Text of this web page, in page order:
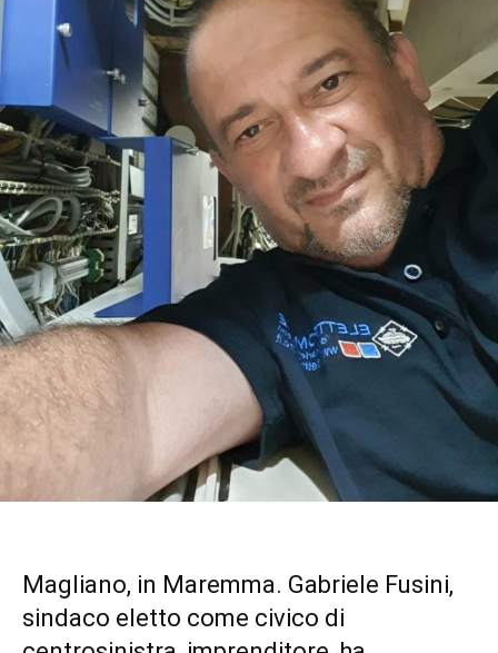
Magliano, in Maremma. Gabriele Fusini,
sindaco eletto come civico di